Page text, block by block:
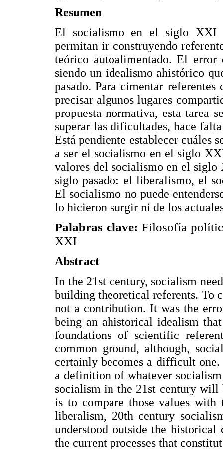
Resumen
El socialismo en el siglo XXI
permitan ir construyendo
teórico autoalimentado. El
siendo un idealismo ahistórico
pasado. Para cimentar
precisar algunos lugares
propuesta normativa, esta tarea
superar las dificultades, hace
Está pendiente establecer cuáles
a ser el socialismo en el siglo
valores del socialismo en el siglo
siglo pasado: el liberalismo, el
El socialismo no puede
lo hicieron surgir ni de los
Palabras clave: Filosofía
XXI
Abstract
In the 21st century, socialism
building theoretical referents. To
not a contribution. It was the
being an ahistorical idealism
foundations of scientific
common ground, although,
certainly becomes a difficult
a definition of whatever
socialism in the 21st century will
is to compare those values with
liberalism, 20th century
understood outside the
the current processes that